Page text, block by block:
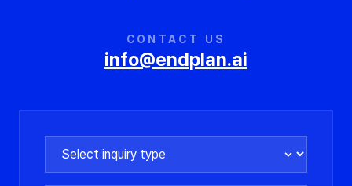
CONTACT US
info@endplan.ai